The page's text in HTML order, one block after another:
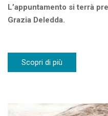
L’appuntamento si terrà
Grazia Deledda.
Scopri di più